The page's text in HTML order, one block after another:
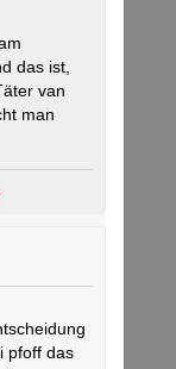
das ist,
van
man
pfoff das